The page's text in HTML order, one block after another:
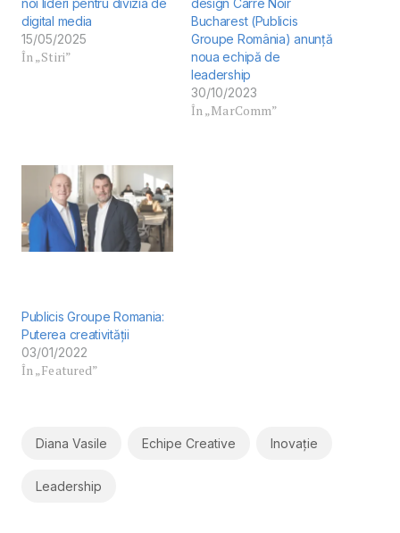
noi lideri pentru divizia de
digital media
15/05/2025
În „Stiri”
design Carré Noir
Bucharest (Publicis
Groupe România) anunță
noua echipă de
leadership
30/10/2023
În „MarComm”
Publicis Groupe Romania:
Puterea creativității
03/01/2022
În „Featured”
Diana Vasile Echipe Creative Inovație
Leadership